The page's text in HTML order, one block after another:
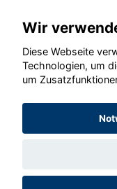
©
Wir
Diese Webseite
Technologien, um
um